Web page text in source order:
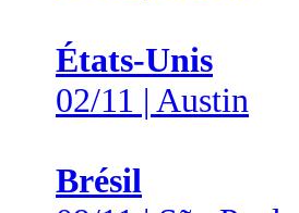
États-Unis
02/11 | Austin
Brésil